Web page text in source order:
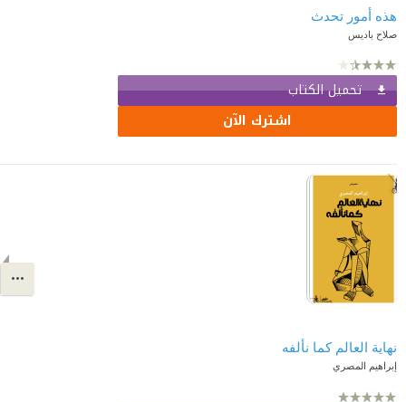
هذه أمور تحدث
صلاح باديس
تحميل الكتاب
اشترك الآن
نهاية العالم كما نألفه
إبراهيم المصري